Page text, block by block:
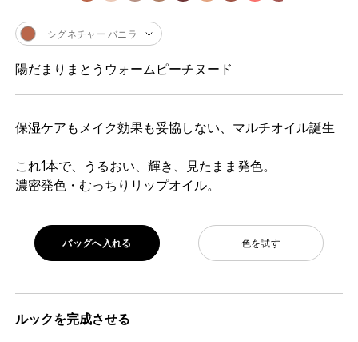
保湿ケアもメイク効果も妥協しない、マルチオイル誕生
これ1本で、うるおい、輝き、見たまま発色。
濃密発色・むっちりリップオイル。
シグネチャー バニラ
陽だまりまとうウォームピーチヌード
ルックを完成させる
色を試す
バッグへ入れる